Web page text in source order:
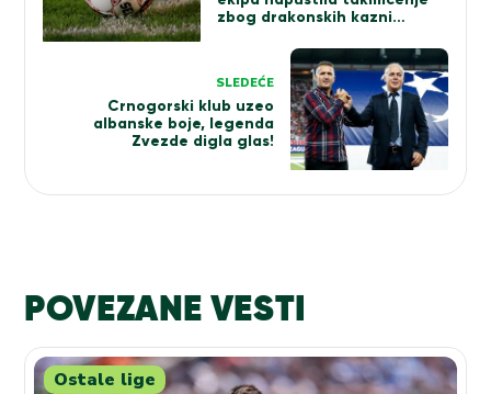
zbog drakonskih kazni
SLEDEĆE
Crnogorski klub uzeo
albanske boje, legenda
Zvezde digla glas!
POVEZANE VESTI
Ostale lige